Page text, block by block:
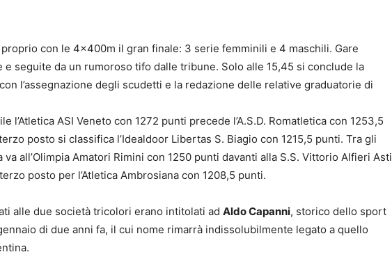
con le 4x400m il gran finale: 3 serie femminili e 4 maschili. Gare
e seguite da un rumoroso tifo dalle tribune. Solo alle 15,45 si conclude la
l’assegnazione degli scudetti e la redazione delle relative graduatorie di
l’Atletica ASI Veneto con 1272 punti precede l’A.S.D. Romatletica con 1253,5
posto si classifica l’Idealdoor Libertas S. Biagio con 1215,5 punti. Tra gli
all’Olimpia Amatori Rimini con 1250 punti davanti alla S.S. Vittorio Alfieri Asti
posto per l’Atletica Ambrosiana con 1208,5 punti.
alle due società tricolori erano intitolati ad Aldo Capanni, storico dello sport
di due anni fa, il cui nome rimarrà indissolubilmente legato a quello